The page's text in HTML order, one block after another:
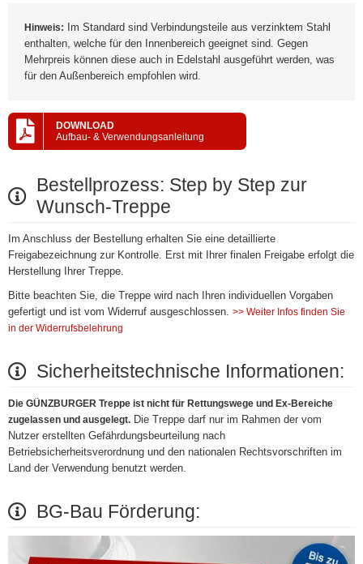
Hinweis:
Im Standard sind Verbindungsteile aus verzinktem Stahl
enthalten, welche für den Innenbereich geeignet sind. Gegen
Mehrpreis können diese auch in Edelstahl ausgeführt werden, was
für den Außenbereich empfohlen wird.
DOWNLOAD
Aufbau- & Verwendungsanleitung
Bestellprozess: Step by Step zur
Wunsch-Treppe
Im Anschluss der Bestellung erhalten Sie eine detaillierte
Freigabezeichnung zur Kontrolle. Erst mit Ihrer finalen Freigabe erfolgt die
Herstellung Ihrer Treppe.
Bitte beachten Sie, die Treppe wird nach Ihren individuellen Vorgaben
gefertigt und ist vom Widerruf ausgeschlossen. >> Weiter Infos finden Sie
in der Widerrufsbelehrung
Sicherheitstechnische Informationen:
Die GÜNZBURGER Treppe ist nicht für Rettungswege und Ex-Bereiche
zugelassen und ausgelegt. Die Treppe darf nur im Rahmen der vom
Nutzer erstellten Gefährdungsbeurteilung nach
Betriebsicherheitsverordnung und den nationalen Rechtsvorschriften im
Land der Verwendung benutzt werden.
BG-Bau Förderung: